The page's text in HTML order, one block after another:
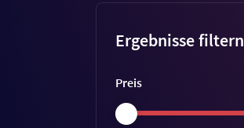
Ergebnisse filtern
Preis